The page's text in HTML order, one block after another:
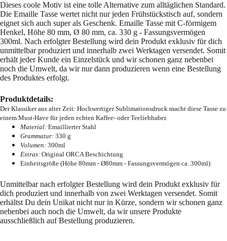
Dieses coole Motiv ist eine tolle Alternative zum alltäglichen Standard.
Die Emaille Tasse wertet nicht nur jeden Frühstückstisch auf, sondern
eignet sich auch super als Geschenk. Emaille Tasse mit C-förmigem
Henkel, Höhe 80 mm, Ø 80 mm, ca. 330 g - Fassungsvermögen
300ml. Nach erfolgter Bestellung wird dein Produkt exklusiv für dich
unmittelbar produziert und innerhalb zwei Werktagen versendet. Somit
erhält jeder Kunde ein Einzelstück und wir schonen ganz nebenbei
noch die Umwelt, da wir nur dann produzieren wenn eine Bestellung
des Produktes erfolgt.
Produktdetails:
Der Klassiker aus alter Zeit: Hochwertiger Sublimationsdruck macht diese Tasse zu
einem Must-Have für jeden echten Kaffee- oder Teeliebhaber.
Material: Emaillierter Stahl
Grammatur: 330 g
Volumen: 300ml
Extras: Original ORCA Beschichtung
Einheitsgröße (Höhe 80mm - Ø80mm - Fassungsvermögen ca. 300ml)
Unmittelbar nach erfolgter Bestellung wird dein Produkt exklusiv für
dich produziert und innerhalb von zwei Werktagen versendet. Somit
erhältst Du dein Unikat nicht nur in Kürze, sondern wir schonen ganz
nebenbei auch noch die Umwelt, da wir unsere Produkte
ausschließlich auf Bestellung produzieren.